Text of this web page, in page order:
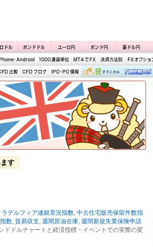
す
ラデルフィア連銀景況指数, 中古住宅販売保留件数指
数, 貿易収支, 週間原油在庫, 週間新規失業保険申請
ドドルチャートと経済指標・イベントでの実際の変